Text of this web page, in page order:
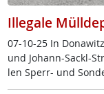
Illegale
07-10-25 In
und Jo­hann-Sackl-
len Sperr- und